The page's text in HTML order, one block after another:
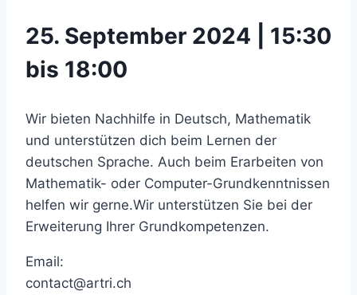
25. September 2024 | 15:30
bis 18:00
Wir bieten Nachhilfe in Deutsch, Mathematik
und unterstützen dich beim Lernen der
deutschen Sprache. Auch beim Erarbeiten von
Mathematik- oder Computer-Grundkenntnissen
helfen wir gerne.Wir unterstützen Sie bei der
Erweiterung Ihrer Grundkompetenzen.
Email:
contact@artri.ch